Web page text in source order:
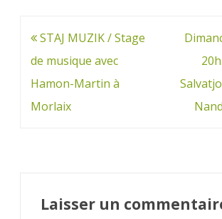
Navigation
de
l’article
STAJ MUZIK / Stage
de musique avec
Hamon-Martin à
Morlaix
Laisser un